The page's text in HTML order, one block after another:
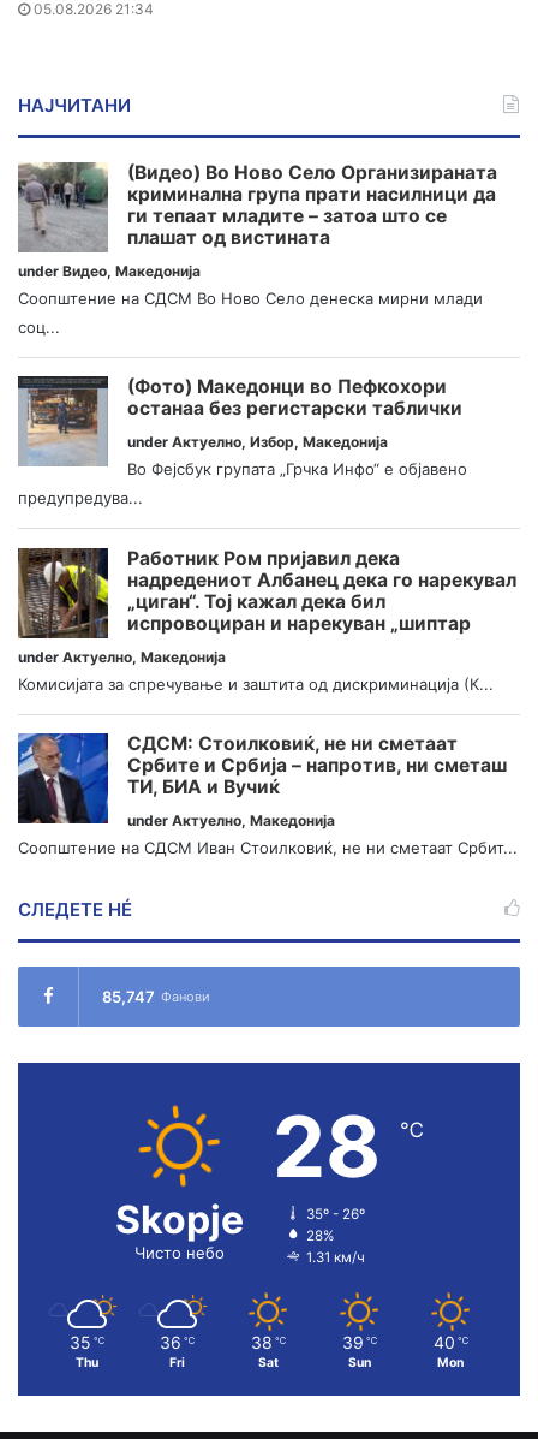
05.08.2026 21:34
НАЈЧИТАНИ
(Видео) Во Ново Село Организираната
криминална група прати насилници да
ги тепаат младите – затоа што се
плашат од вистината
under Видео, Македонија
Соопштение на СДСМ Во Ново Село денеска мирни млади
соц...
(Фото) Македонци во Пефкохори
останаа без регистарски таблички
under Актуелно, Избор, Македонија
Во Фејсбук групата „Грчка Инфо“ е објавено
предупредува...
Работник Ром пријавил дека
надредениот Албанец дека го нарекувал
„циган“. Тој кажал дека бил
испровоциран и нарекуван „шиптар
under Актуелно, Македонија
Комисијата за спречување и заштита од дискриминација (К...
СДСМ: Стоилковиќ, не ни сметаат
Србите и Србија – напротив, ни сметаш
ТИ, БИА и Вучиќ
under Актуелно, Македонија
Соопштение на СДСМ Иван Стоилковиќ, не ни сметаат Србит...
СЛЕДЕТЕ НÉ
85,747 Фанови
Skopje
Чисто небо
28 ℃
35º - 26º
28%
1.31 км/ч
35 ℃
Thu
36 ℃
Fri
38 ℃
Sat
39 ℃
Sun
40 ℃
Mon